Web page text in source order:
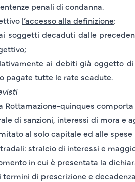
penali di condanna.
l’accesso alla definizione:
soggettidecaduti dalle
ai debiti già oggetto
pagate tutte le rate scadute.
Rottamazione-quinques
di sanzioni, interessi di mora e
al solocapitale ed alle spese
: stralcio di interessi e
in cui è presentata la
termini di prescrizione e